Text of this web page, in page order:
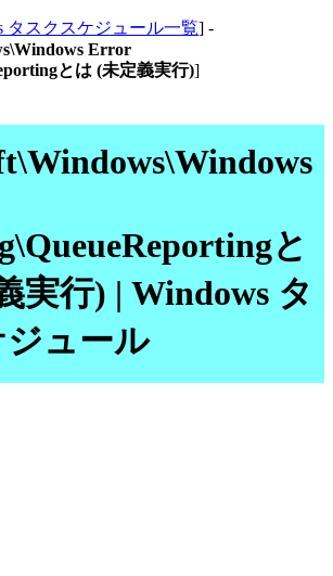
タスクスケジュール一覧] -
Error
とは (未定義実行)]
と
実行) | Windows タ
ュール